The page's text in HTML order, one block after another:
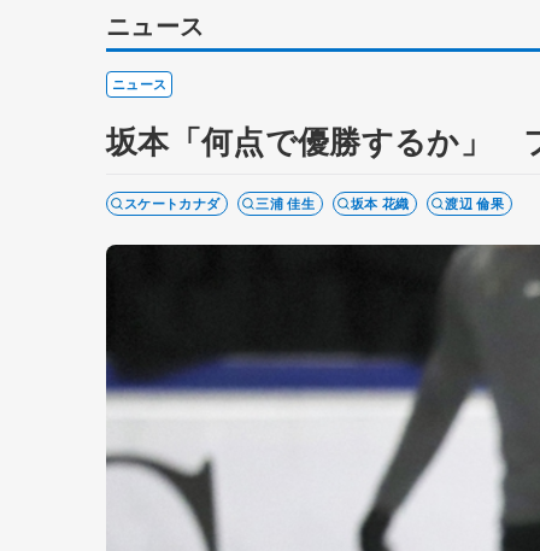
ニュース
ニュース
坂本「何点で優勝するか」
スケートカナダ 三浦 佳生 坂本 花織 渡辺 倫果